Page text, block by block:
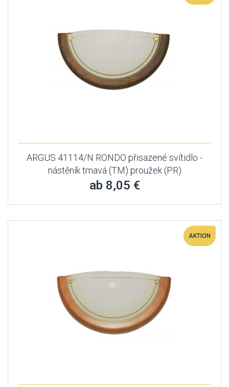
ARGUS 41114/N RONDO přisazené svítidlo -
nástěník tmavá (TM) proužek (PR)
ab 8,05 €
AKTION